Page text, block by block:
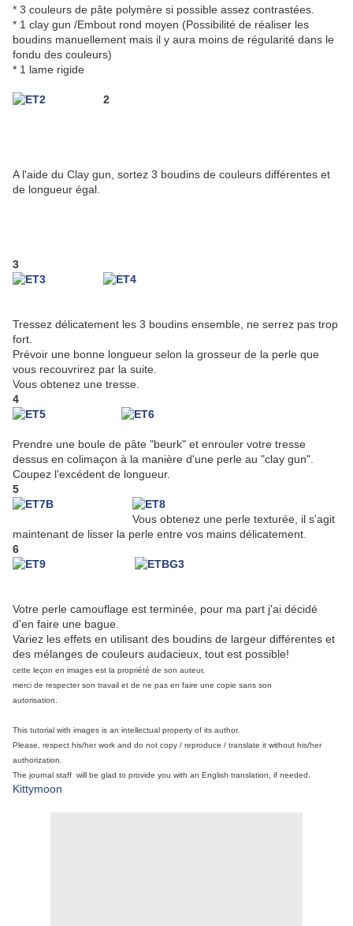
* 3 couleurs de pâte polymère si possible assez contrastées.
* 1 clay gun /Embout rond moyen (Possibilité de réaliser les
boudins manuellement mais il y aura moins de régularité dans le
fondu des couleurs)
* 1 lame rigide
2
A l'aide du Clay gun, sortez 3 boudins de couleurs différentes et
de longueur égal.
3
Tressez délicatement les 3 boudins ensemble, ne serrez pas trop
fort.
Prévoir une bonne longueur selon la grosseur de la perle que
vous recouvrirez par la suite.
Vous obtenez une tresse.
4
Prendre une boule de pâte "beurk" et enrouler votre tresse
dessus en colimaçon à la manière d'une perle au "clay gun".
Coupez l'excédent de longueur.
5
Vous obtenez une perle texturée, il s'agit
maintenant de lisser la perle entre vos mains délicatement.
6
Votre perle camouflage est terminée, pour ma part j'ai décidé
d'en faire une bague.
Variez les effets en utilisant des boudins de largeur différentes et
des mélanges de couleurs audacieux, tout est possible!
cette leçon en images est la propriété de son auteur,
merci de respecter son travail et de ne pas en faire une copie sans son
autorisation.
This tutorial with images is an intellectual property of its author.
Please, respect his/her work and do not copy / reproduce / translate it without his/her
authorization.
The journal staff will be glad to provide you with an English translation, if needed.
Kittymoon